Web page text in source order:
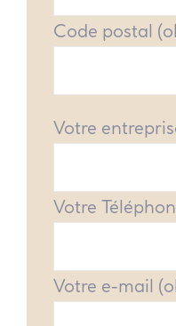
Code postal
Votre
Votre
Votre e-mail